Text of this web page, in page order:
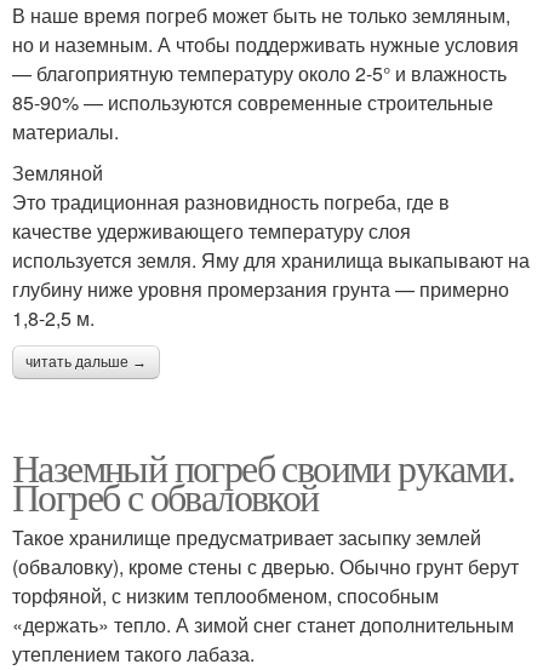
В наше время погреб может быть не только земляным,
но и наземным. А чтобы поддерживать нужные условия
— благоприятную температуру около 2-5° и влажность
85-90% — используются современные строительные
материалы.
Земляной
Это традиционная разновидность погреба, где в
качестве удерживающего температуру слоя
используется земля. Яму для хранилища выкапывают на
глубину ниже уровня промерзания грунта — примерно
1,8-2,5 м.
читать дальше →
Наземный погреб своими руками.
Погреб с обваловкой
Такое хранилище предусматривает засыпку землей
(обваловку), кроме стены с дверью. Обычно грунт берут
торфяной, с низким теплообменом, способным
«держать» тепло. А зимой снег станет дополнительным
утеплением такого лабаза.